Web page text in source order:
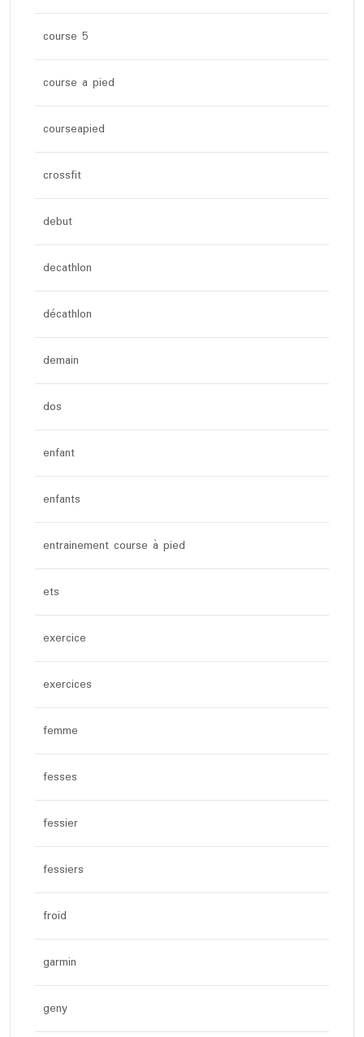
course 5
course a pied
courseapied
crossfit
debut
decathlon
décathlon
demain
dos
enfant
enfants
entrainement course à pied
ets
exercice
exercices
femme
fesses
fessier
fessiers
froid
garmin
geny